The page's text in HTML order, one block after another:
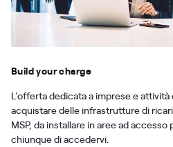
Build your charge
L’offerta dedicata a imprese e
acquistare delle infrastrutture di
MSP, da installare in aree ad
chiunque di accedervi.